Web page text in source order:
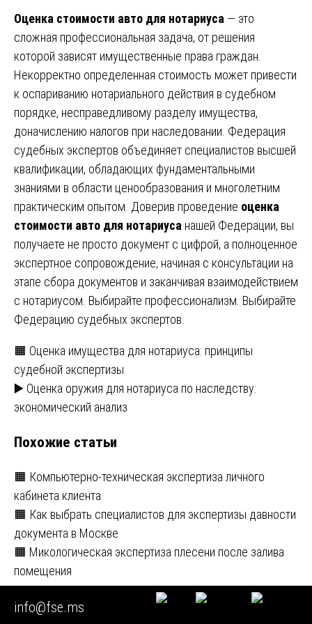
Оценка стоимости авто для нотариуса — это
сложная профессиональная задача, от решения
которой зависят имущественные права граждан.
Некорректно определенная стоимость может привести
к оспариванию нотариального действия в судебном
порядке, несправедливому разделу имущества,
доначислению налогов при наследовании. Федерация
судебных экспертов объединяет специалистов высшей
квалификации, обладающих фундаментальными
знаниями в области ценообразования и многолетним
практическим опытом. Доверив проведение оценка
стоимости авто для нотариуса нашей Федерации, вы
получаете не просто документ с цифрой, а полноценное
экспертное сопровождение, начиная с консультации на
этапе сбора документов и заканчивая взаимодействием
с нотариусом. Выбирайте профессионализм. Выбирайте
Федерацию судебных экспертов.
Навигация
по
записям
🟧 Оценка имущества для нотариуса: принципы
судебной экспертизы
▶️ Оценка оружия для нотариуса по наследству:
экономический анализ
Похожие статьи
🟧 Компьютерно-техническая экспертиза личного
кабинета клиента
🟧 Как выбрать специалистов для экспертизы давности
документа в Москве
🟧 Микологическая экспертиза плесени после залива
помещения
Новые статьи
info@fse.ms